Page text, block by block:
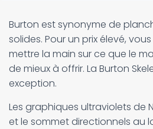
Burton est synonyme de
solides. Pour un prix élevé,
mettre la main sur ce que le
de mieux à offrir. La Burton
exception.
Les graphiques ultraviolets de
et le sommet directionnels au